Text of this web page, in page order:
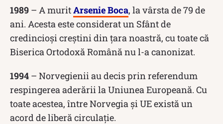
1989 – A muritArsenie Boca, la vârsta de 79 de
ani. Acesta este considerat un Sfânt de
credincioși creștini din țara noastră, cu toate că
Biserica Ortodoxă Română nu l-a canonizat.
1994 – Norvegienii au decis prin referendum
respingerea aderării la Uniunea Europeană. Cu
toate acestea, între Norvegia și UE există un
acord de liberă circulație.